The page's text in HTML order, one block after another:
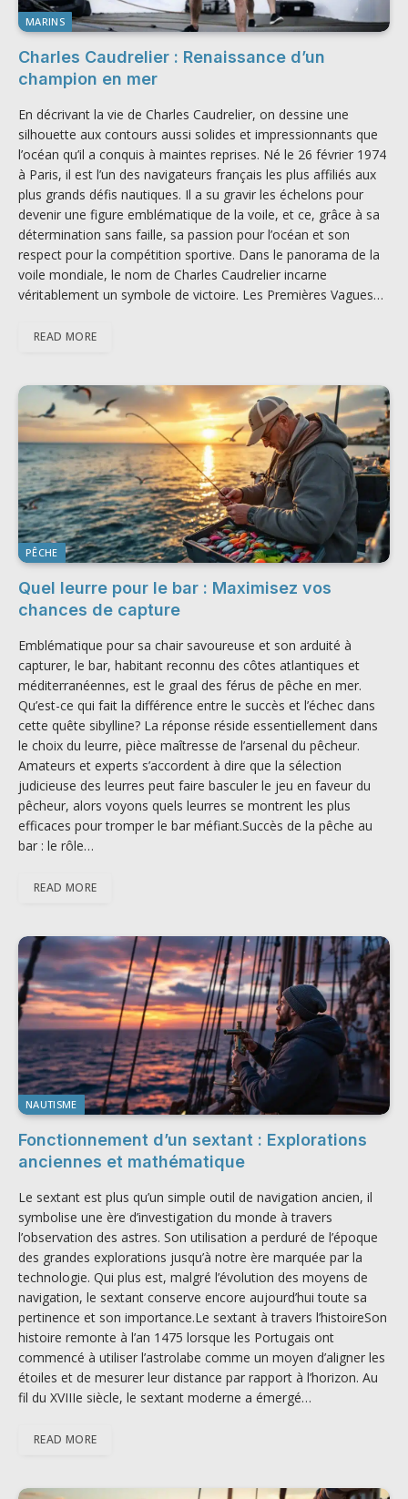
MARINS
Charles Caudrelier : Renaissance d’un
champion en mer
En décrivant la vie de Charles Caudrelier, on dessine une
silhouette aux contours aussi solides et impressionnants que
l’océan qu’il a conquis à maintes reprises. Né le 26 février 1974
à Paris, il est l’un des navigateurs français les plus affiliés aux
plus grands défis nautiques. Il a su gravir les échelons pour
devenir une figure emblématique de la voile, et ce, grâce à sa
détermination sans faille, sa passion pour l’océan et son
respect pour la compétition sportive. Dans le panorama de la
voile mondiale, le nom de Charles Caudrelier incarne
véritablement un symbole de victoire. Les Premières Vagues…
READ MORE
PÊCHE
Quel leurre pour le bar : Maximisez vos
chances de capture
Emblématique pour sa chair savoureuse et son arduité à
capturer, le bar, habitant reconnu des côtes atlantiques et
méditerranéennes, est le graal des férus de pêche en mer.
Qu’est-ce qui fait la différence entre le succès et l’échec dans
cette quête sibylline? La réponse réside essentiellement dans
le choix du leurre, pièce maîtresse de l’arsenal du pêcheur.
Amateurs et experts s’accordent à dire que la sélection
judicieuse des leurres peut faire basculer le jeu en faveur du
pêcheur, alors voyons quels leurres se montrent les plus
efficaces pour tromper le bar méfiant.Succès de la pêche au
bar : le rôle…
READ MORE
NAUTISME
Fonctionnement d’un sextant : Explorations
anciennes et mathématique
Le sextant est plus qu’un simple outil de navigation ancien, il
symbolise une ère d’investigation du monde à travers
l’observation des astres. Son utilisation a perduré de l’époque
des grandes explorations jusqu’à notre ère marquée par la
technologie. Qui plus est, malgré l’évolution des moyens de
navigation, le sextant conserve encore aujourd’hui toute sa
pertinence et son importance.Le sextant à travers l’histoireSon
histoire remonte à l’an 1475 lorsque les Portugais ont
commencé à utiliser l’astrolabe comme un moyen d’aligner les
étoiles et de mesurer leur distance par rapport à l’horizon. Au
fil du XVIIIe siècle, le sextant moderne a émergé…
READ MORE